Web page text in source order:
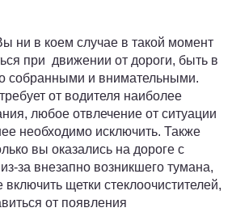
ни в коем случае в такой момент
при движении от дороги, быть в
собранными и внимательными.
от водителя наиболее
любое отвлечение от ситуации
необходимо исключить. Также
вы оказались на дороге с
за внезапно возникшего тумана,
включить щетки стеклоочистителей,
от появления